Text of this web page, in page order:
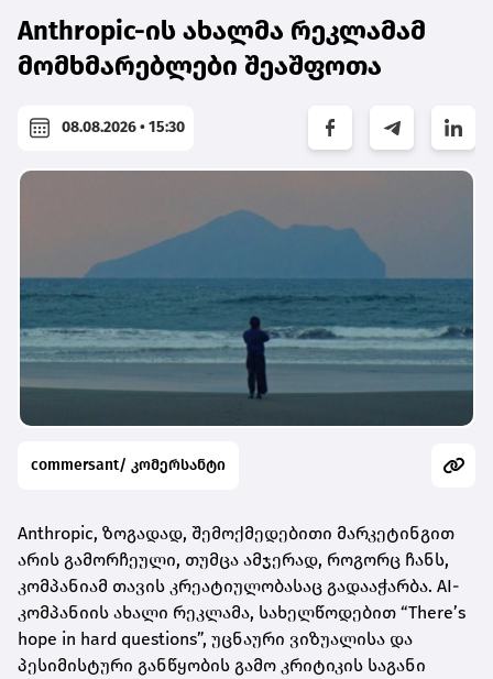
Anthropic-ის ახალმა რეკლამამ
მომხმარებლები შეაშფოთა
08.08.2026 • 15:30
commersant/ კომერსანტი
Anthropic, ზოგადად, შემოქმედებითი მარკეტინგით
არის გამორჩეული, თუმცა ამჯერად, როგორც ჩანს,
კომპანიამ თავის კრეატიულობასაც გადააჭარბა. AI-
კომპანიის ახალი რეკლამა, სახელწოდებით “There’s
hope in hard questions”, უცნაური ვიზუალისა და
პესიმისტური განწყობის გამო კრიტიკის საგანი